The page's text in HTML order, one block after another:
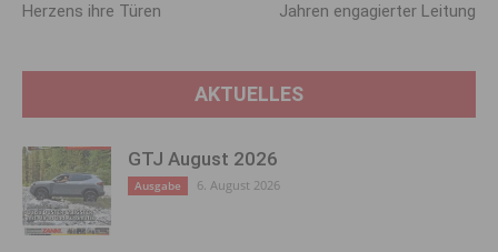
Herzens ihre Türen
Jahren engagierter Leitung
AKTUELLES
GTJ August 2026
Ausgabe 6. August 2026